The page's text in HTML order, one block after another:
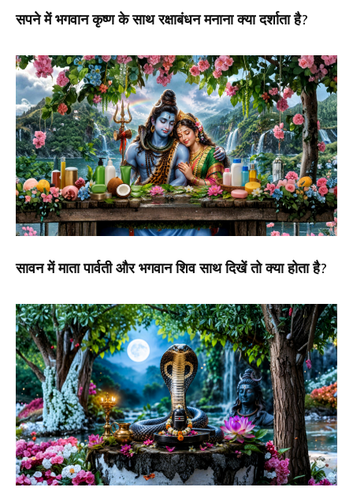
सपने में भगवान कृष्ण के साथ रक्षाबंधन मनाना क्या दर्शाता है?
सावन में माता पार्वती और भगवान शिव साथ दिखें तो क्या होता है?